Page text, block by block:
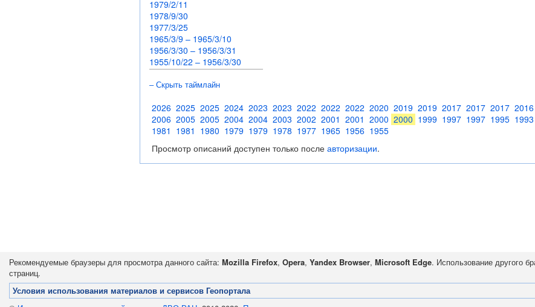
1979/2/11
1978/9/30
1977/3/25
1965/3/9 – 1965/3/10
1956/3/30 – 1956/3/31
1955/10/22 – 1956/3/30
– Скрыть таймлайн
2026 2025 2025 2024 2023 2023 2022 2022 2022 2020 2019 2019 2017 2017 2017 2016
2006 2005 2005 2004 2004 2003 2002 2001 2001 2000 2000 1999 1997 1997 1995 1993
1981 1981 1980 1979 1979 1978 1977 1965 1956 1955
Просмотр описаний доступен только после авторизации.
Рекомендуемые браузеры для просмотра данного сайта: Mozilla Firefox, Opera, Yandex Browser, Microsoft Edge. Использование другого
страниц.
Условия использования материалов и сервисов Геопортала